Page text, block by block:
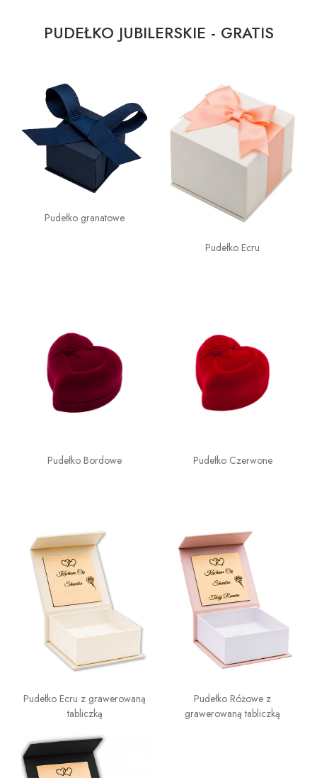
PUDEŁKO JUBILERSKIE - GRATIS
Pudełko granatowe
Pudełko Ecru
Pudełko Bordowe Pudełko Czerwone
Pudełko Ecru z grawerowaną
tabliczką
Pudełko Różowe z
grawerowaną tabliczką